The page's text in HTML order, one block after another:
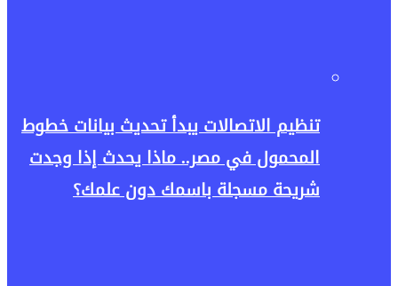
تنظيم الاتصالات يبدأ تحديث بيانات خطوط
المحمول في مصر.. ماذا يحدث إذا وجدت
شريحة مسجلة باسمك دون علمك؟